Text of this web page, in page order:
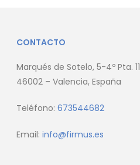
CONTACTO
Marqués de Sotelo, 5-4º Pta. 11
46002 – Valencia, España
Teléfono: 673544682
Email: info@firmus.es